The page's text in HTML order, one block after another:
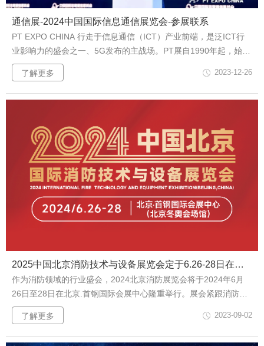
通信展-2024中国国际信息通信展览会-参展联系
PT EXPO CHINA 行走于信息通信（ICT）产业前端，是泛ICT行
业影响力的盛会之一、5G发布的主战场。PT展自1990年起，始终
致力于打造具创新活力的ICT平台，为ICT产业链提供政策解读、
技术研发、市场应用和金融投资等全方位的服务和沟通合作机会；
因其前沿、前瞻和高效连接，贯通和满足ICT...
了解更多 2023-12-26
2025中国北京消防技术与设备展览会定于6.26-28日在北京首钢会展中心隆重举办！
​作为消防领域的行业盛会，2024北京消防展览会将于2024年6月
26日至28日在北京.首钢国际会展中心隆重举行。展会紧跟消防安
全与应急救援行业发展，充分调研行业需求，以前瞻性的技术研
讨、产品展示、产学研对接、需求配套等活动，引导促进行业发
展。为用户、企业、研究机构和贸易团体奉献一场消防安全与应急
了解更多 2023-09-02